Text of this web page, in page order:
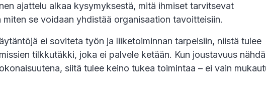
ajattelu alkaa kysymyksestä, mitä ihmiset tarvitsevat
miten se voidaan yhdistää organisaation tavoitteisiin.
ei soviteta työn ja liiketoiminnan tarpeisiin, niistä tulee
tilkkutäkki, joka ei palvele ketään. Kun joustavuus
siitä tulee keino tukea toimintaa – ei vain